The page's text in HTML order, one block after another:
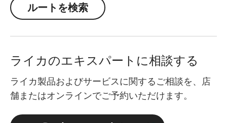
ルートを検索
ライカのエキスパートに相談する
ライカ製品およびサービスに関するご相談を、店
舗またはオンラインでご予約いただけます。